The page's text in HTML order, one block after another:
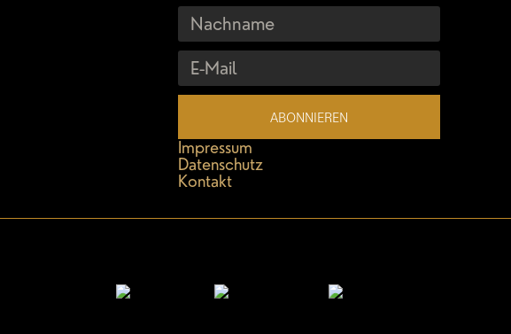
ABONNIEREN
Impressum
Datenschutz
Kontakt